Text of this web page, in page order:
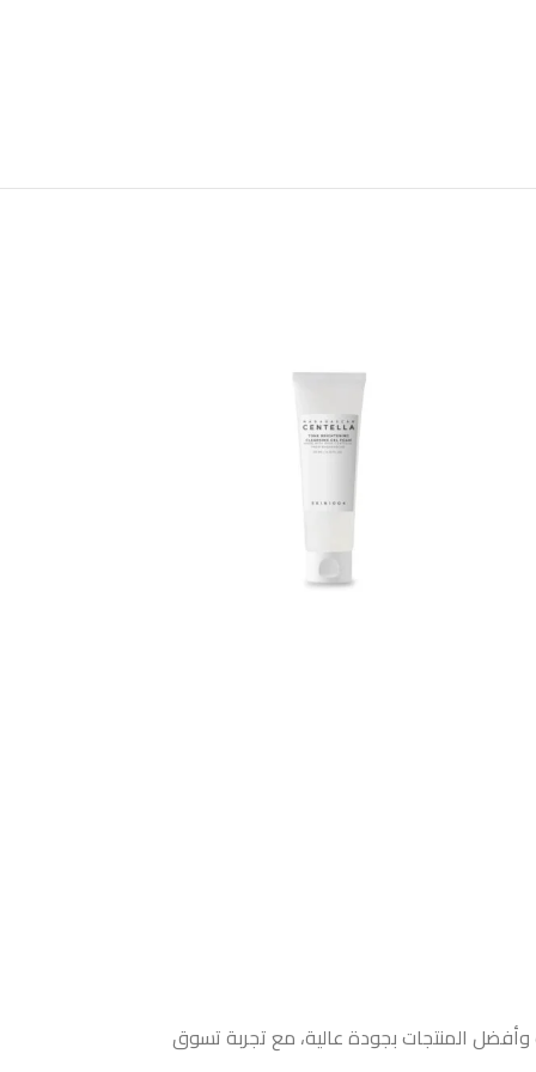
وأفضل المنتجات بجودة عالية، مع تجربة تسوق